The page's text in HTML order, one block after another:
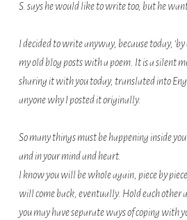
S. says he would like to write too, but he
I decided to write anyway, because today, ‘by
my old blog posts with a poem. It is a silent
sharing it with you today, translated into
anyone why I posted it originally.
So many things must be happening inside
and in your mind and heart.
I know you will be whole again, piece by
will come back, eventually. Hold each other
you may have separate ways of coping with